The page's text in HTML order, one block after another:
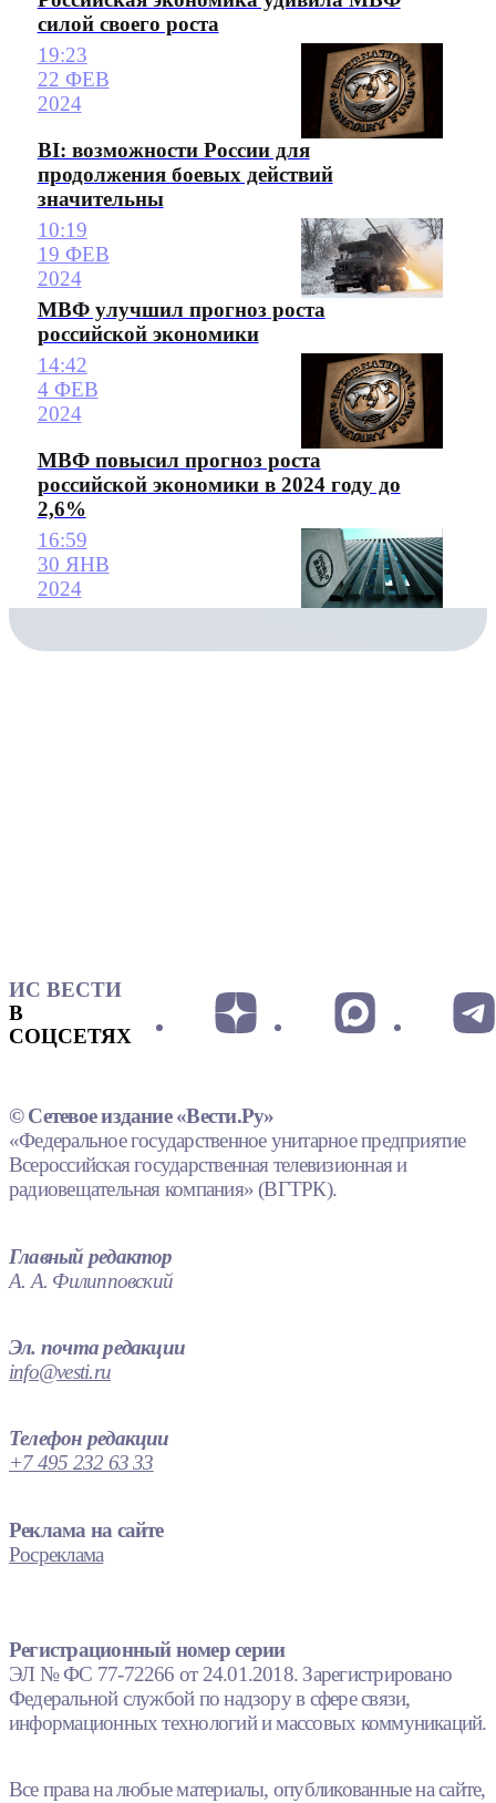
силой своего роста
19:23
22 ФЕВ
2024
BI: возможности России для
продолжения боевых действий
значительны
10:19
19 ФЕВ
2024
МВФ улучшил прогноз роста
российской экономики
14:42
4 ФЕВ
2024
МВФ повысил прогноз роста
российской экономики в 2024 году до
2,6%
16:59
30 ЯНВ
2024
ИС ВЕСТИ
В
СОЦСЕТЯХ
© Сетевое издание «Вести.Ру»
«Федеральное государственное унитарное предприятие
Всероссийская государственная телевизионная и
радиовещательная компания» (ВГТРК).
Главный редактор
А. А. Филипповский
Эл. почта редакции
info@vesti.ru
Телефон редакции
+7 495 232 63 33
Реклама на сайте
Росреклама
Регистрационный номер серии
ЭЛ № ФС 77-72266 от 24.01.2018. Зарегистрировано
Федеральной службой по надзору в сфере связи,
информационных технологий и массовых коммуникаций.
Все права на любые материалы, опубликованные на сайте,